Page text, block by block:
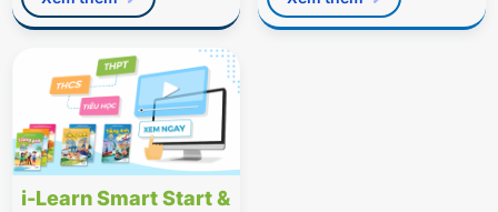
Tuổi Trẻ vừa qua.
i-Learn Smart Start &